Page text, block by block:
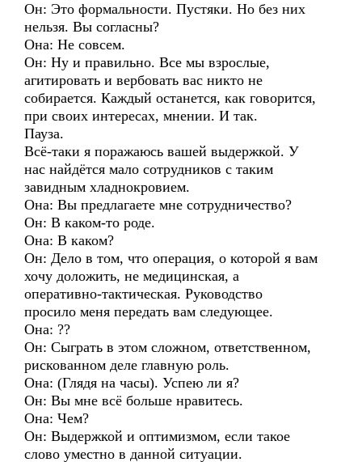
Он: Это формальности. Пустяки. Но без них
нельзя. Вы согласны?
Она: Не совсем.
Он: Ну и правильно. Все мы взрослые,
агитировать и вербовать вас никто не
собирается. Каждый останется, как говорится,
при своих интересах, мнении. И так.
Пауза.
Всё-таки я поражаюсь вашей выдержкой. У
нас найдётся мало сотрудников с таким
завидным хладнокровием.
Она: Вы предлагаете мне сотрудничество?
Он: В каком-то роде.
Она: В каком?
Он: Дело в том, что операция, о которой я вам
хочу доложить, не медицинская, а
оперативно-тактическая. Руководство
просило меня передать вам следующее.
Она: ??
Он: Сыграть в этом сложном, ответственном,
рискованном деле главную роль.
Она: (Глядя на часы). Успею ли я?
Он: Вы мне всё больше нравитесь.
Она: Чем?
Он: Выдержкой и оптимизмом, если такое
слово уместно в данной ситуации.